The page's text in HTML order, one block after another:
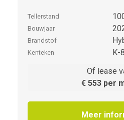
Tellerstand
Bouwjaar
Brandstof
Kenteken
K-
Of lease
€ 553 per
Meer